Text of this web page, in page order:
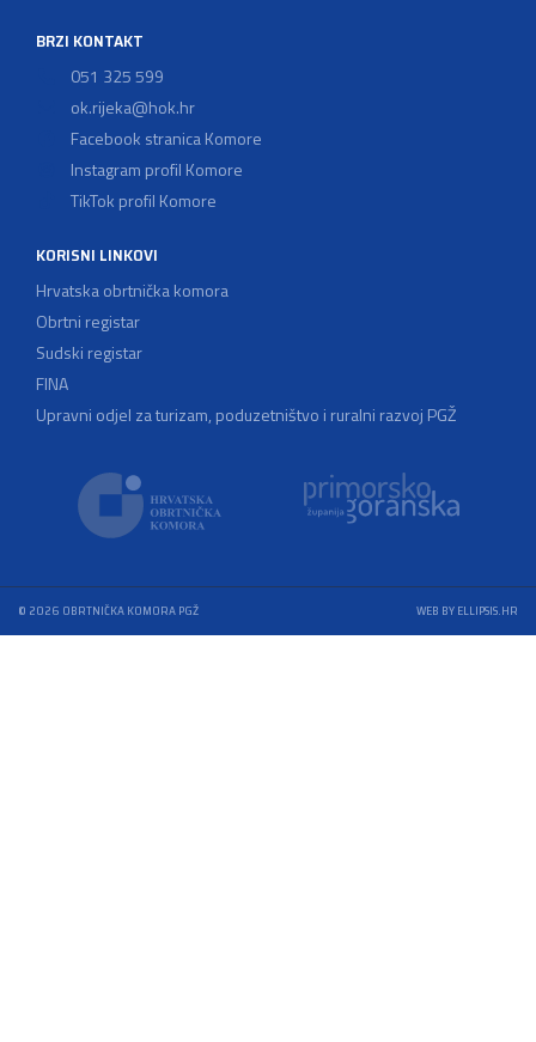
BRZI KONTAKT
051 325 599
ok.rijeka@hok.hr
Facebook stranica Komore
Instagram profil Komore
TikTok profil Komore
KORISNI LINKOVI
Hrvatska obrtnička komora
Obrtni registar
Sudski registar
FINA
Upravni odjel za turizam, poduzetništvo i ruralni razvoj PGŽ
© 2026 OBRTNIČKA KOMORA PGŽ WEB BY ELLIPSIS.HR